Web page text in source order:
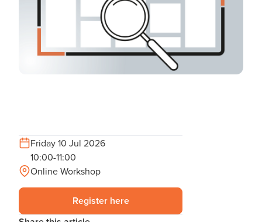
Friday 10 Jul 2026
10:00-11:00
Online Workshop
Register here